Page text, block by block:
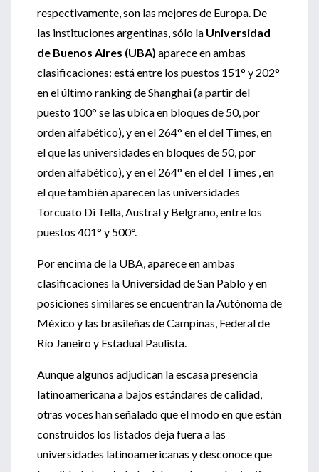
respectivamente, son las mejores de Europa. De
las instituciones argentinas, sólo la Universidad
de Buenos Aires (UBA) aparece en ambas
clasificaciones: está entre los puestos 151° y 202°
en el último ranking de Shanghai (a partir del
puesto 100° se las ubica en bloques de 50, por
orden alfabético), y en el 264° en el del Times, en
el que las universidades en bloques de 50, por
orden alfabético), y en el 264° en el del Times , en
el que también aparecen las universidades
Torcuato Di Tella, Austral y Belgrano, entre los
puestos 401° y 500°.
Por encima de la UBA, aparece en ambas
clasificaciones la Universidad de San Pablo y en
posiciones similares se encuentran la Autónoma de
México y las brasileñas de Campinas, Federal de
Río Janeiro y Estadual Paulista.
Aunque algunos adjudican la escasa presencia
latinoamericana a bajos estándares de calidad,
otras voces han señalado que el modo en que están
construidos los listados deja fuera a las
universidades latinoamericanas y desconoce que